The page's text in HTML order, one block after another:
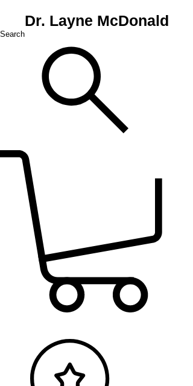
Dr. Layne McDonald
Search